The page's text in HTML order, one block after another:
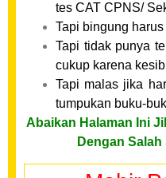
tes CAT CPNS/
Tapi bingung
Tapi tidak punya
cukup karena
Tapi malas jika
tumpukan buku-
Abaikan Halaman Ini
Dengan